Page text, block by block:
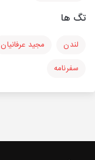
تگ ها
لندن مجید عرفانیان
سفرنامه